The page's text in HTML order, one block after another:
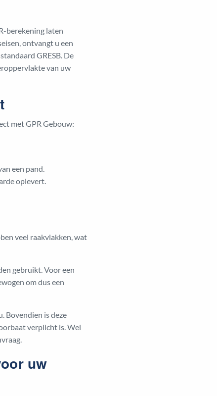
berekening laten
ontvangt u een
GRESB. De
van uw
met GPR Gebouw:
een pand.
oplevert.
veel raakvlakken, wat
gebruikt. Voor een
om dus een
Bovendien is deze
verplicht is. Wel
uw